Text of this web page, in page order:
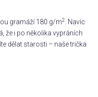
gramáží 180 g/m2
. Navíc
že i po několika vypráních
dělat starosti – naše trička